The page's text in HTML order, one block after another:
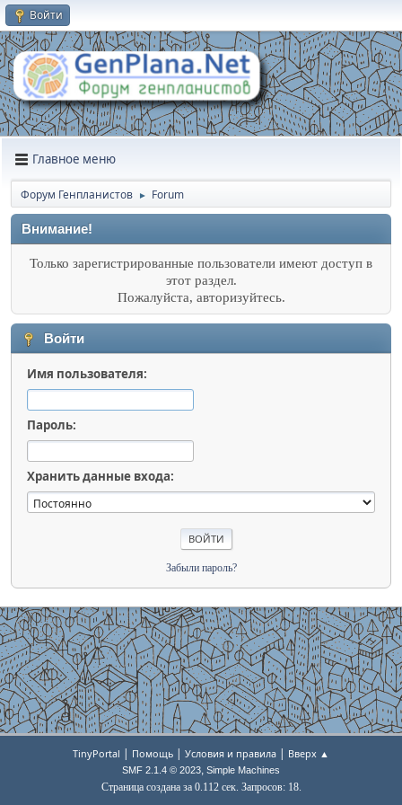
Войти
Главное меню
Форум Генпланистов ► Forum
Внимание!
Только зарегистрированные пользователи имеют доступ в
этот раздел.
Пожалуйста, авторизуйтесь.
Войти
Имя пользователя:
Пароль:
Хранить данные входа:
Забыли пароль?
TinyPortal | Помощь | Условия и правила | Вверх ▲
SMF 2.1.4 © 2023, Simple Machines
Страница создана за 0.112 сек. Запросов: 18.